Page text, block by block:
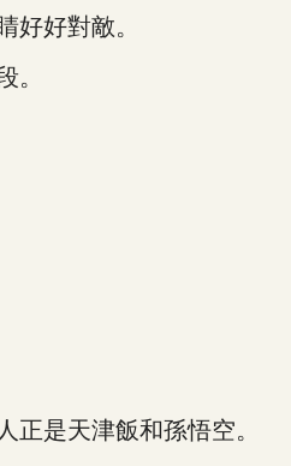
好對敵。
。
是天津飯和孫悟空。